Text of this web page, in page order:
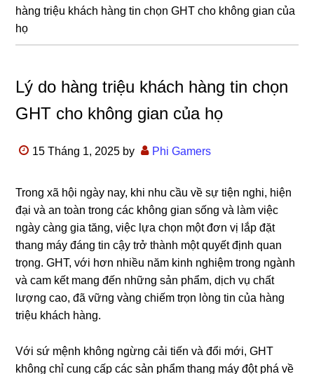
hàng triệu khách hàng tin chọn GHT cho không gian của
họ
Lý do hàng triệu khách hàng tin chọn
GHT cho không gian của họ
15 Tháng 1, 2025 by Phi Gamers
Trong xã hội ngày nay, khi nhu cầu về sự tiện nghi, hiện
đại và an toàn trong các không gian sống và làm việc
ngày càng gia tăng, việc lựa chọn một đơn vị lắp đặt
thang máy đáng tin cậy trở thành một quyết định quan
trọng. GHT, với hơn nhiều năm kinh nghiệm trong ngành
và cam kết mang đến những sản phẩm, dịch vụ chất
lượng cao, đã vững vàng chiếm trọn lòng tin của hàng
triệu khách hàng.
Với sứ mệnh không ngừng cải tiến và đổi mới, GHT
không chỉ cung cấp các sản phẩm thang máy đột phá về